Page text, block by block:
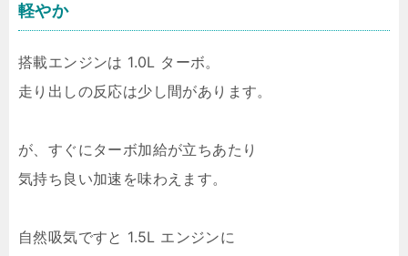
軽やか
搭載エンジンは 1.0L ターボ。
走り出しの反応は少し間があります。
が、すぐにターボ加給が立ちあたり
気持ち良い加速を味わえます。
自然吸気ですと 1.5L エンジンに